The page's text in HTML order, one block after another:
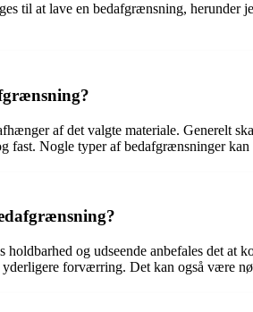
til at lave en bedafgrænsning,
af det valgte materiale. Generelt
fast. Nogle typer af bedafgrænsninger
og udseende anbefales det at
forværring. Det kan også være